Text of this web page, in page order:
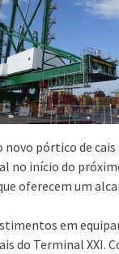
novo pórtico de
no início do
oferecem um
em
do Terminal XXI.